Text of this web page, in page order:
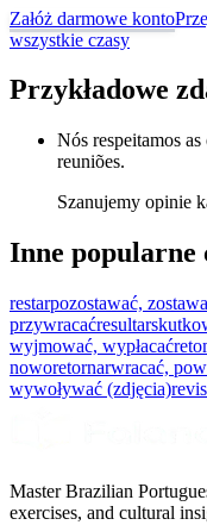
Załóż darmowe konto
wszystkie czasy
Przykładowe
Nós respeitamos
reuniões.
Szanujemy opinie
Inne popularne
restarpozostawać,
przywracaćresultar
wyjmować, wypłacać
noworetornarwracać,
wywoływać (zdjęcia)
Master Brazilian
exercises, and cultural